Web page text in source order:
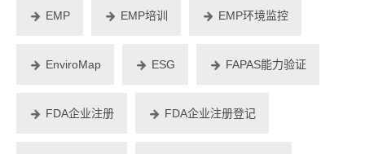
EMP EMP培训 EMP环境监控
EnviroMap ESG FAPAS能力验证
FDA企业注册 FDA企业注册登记